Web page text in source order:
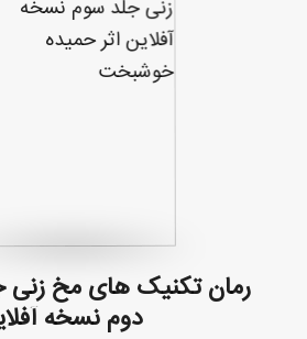
رمان تکنیک های مخ
دوم نسخه